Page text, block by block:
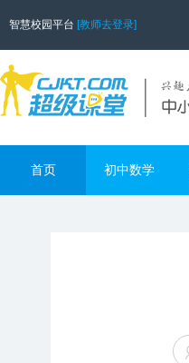
智慧校园平台 [教师去登录]
首页 初中数学